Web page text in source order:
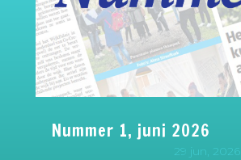
Nummer 1, juni 2026
29 jun, 2026